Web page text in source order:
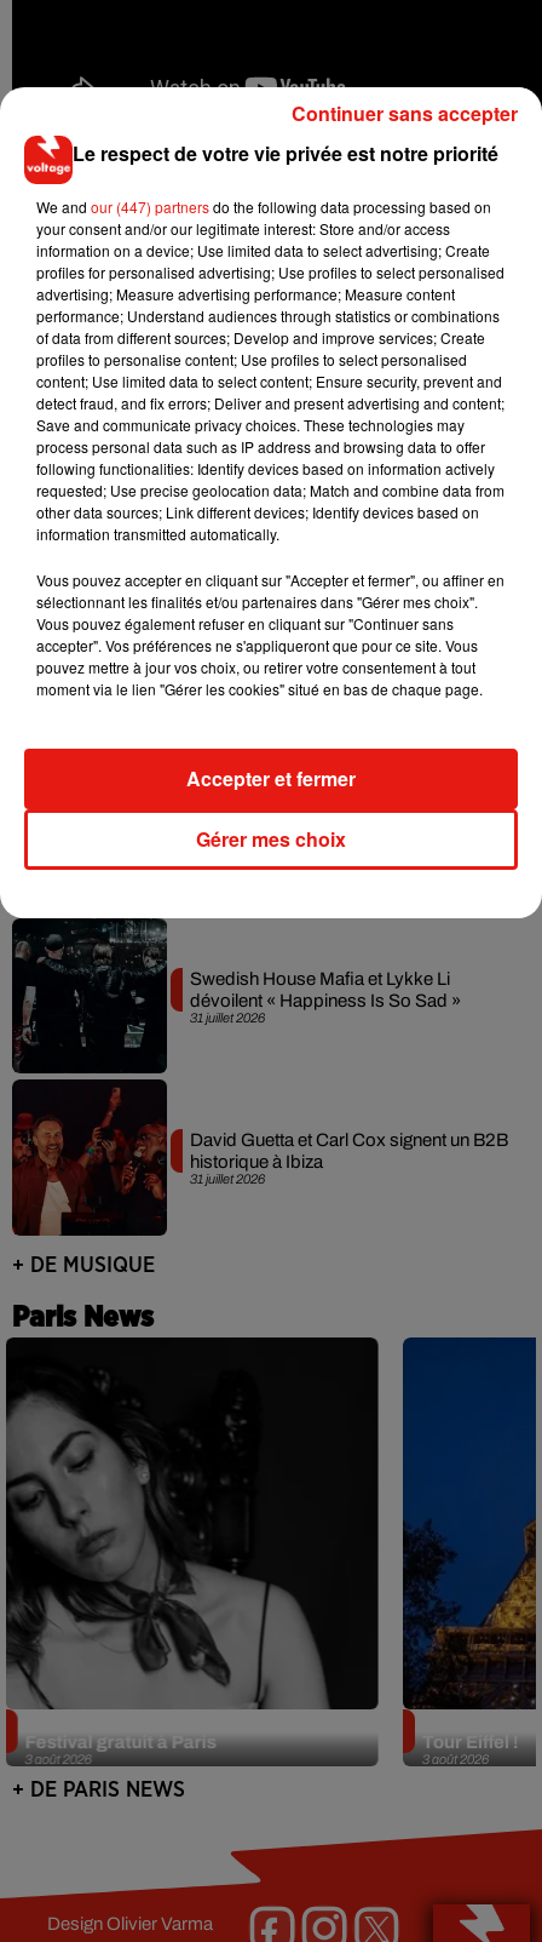
Musique
7 août 2026
RÜFÜS DU SOL annonce un nouvel
album après sa tournée mondiale
7 août 2026
Angèle et Amélie Lens dévoilent leur
collaboration tant attendue
6 août 2026
Il y a 10 ans, DJ Snake changeait de
dimension avec son premier...
Fred again.. et Latin Mafia dévoilent enfin
leur mixtape créée en...
31 juillet 2026
Swedish House Mafia et Lykke Li
dévoilent « Happiness Is So Sad »
31 juillet 2026
David Guetta et Carl Cox signent un B2B
historique à Ibiza
+ DE MUSIQUE
Paris News
3 août 2026
Festival gratuit à Paris
3 août 2026
Tour Eiffel !
+ DE PARIS NEWS
DesignOlivier Varma
Le respect de votre vie privée est notre priorité
We and our (447) partnersdo the following data processing based on
your consent and/or our legitimate interest: Store and/or access
information on a device; Use limited data to select advertising; Create
profiles for personalised advertising; Use profiles to select personalised
advertising; Measure advertising performance; Measure content
performance; Understand audiences through statistics or combinations
of data from different sources; Develop and improve services; Create
profiles to personalise content; Use profiles to select personalised
content; Use limited data to select content; Ensure security, prevent and
detect fraud, and fix errors; Deliver and present advertising and content;
Save and communicate privacy choices. These technologies may
process personal data such as IP address and browsing data to offer
following functionalities: Identify devices based on information actively
requested; Use precise geolocation data; Match and combine data from
other data sources; Link different devices; Identify devices based on
information transmitted automatically.
Vous pouvez accepter en cliquant sur "Accepter et fermer", ou affiner en
sélectionnant les finalités et/ou partenaires dans "Gérer mes choix".
Vous pouvez également refuser en cliquant sur "Continuer sans
accepter". Vos préférences ne s'appliqueront que pour ce site. Vous
pouvez mettre à jour vos choix, ou retirer votre consentement à tout
moment via le lien "Gérer les cookies" situé en bas de chaque page.
Gérer mes choix
Accepter et fermer
Continuer sans accepter